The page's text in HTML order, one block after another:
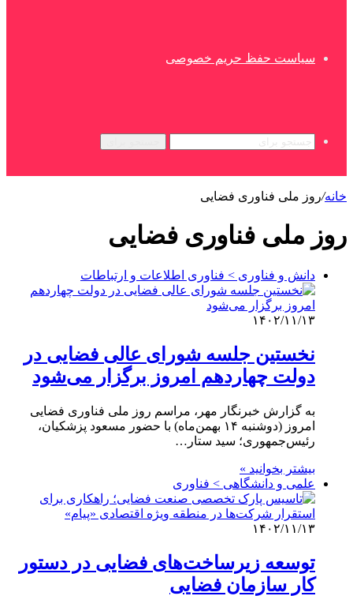
سیاست حفظ حریم خصوصی
خانه/روز ملی فناوری فضایی
روز ملی فناوری فضایی
دانش و فناوری > فناوری اطلاعات و ارتباطات
۱۴۰۲/۱۱/۱۳
نخستین جلسه شورای عالی فضایی در
دولت چهاردهم امروز برگزار می‌شود
به گزارش خبرنگار مهر، مراسم روز ملی فناوری فضایی
امروز (دوشنبه ۱۴ بهمن‌ماه) با حضور مسعود پزشکیان،
رئیس‌جمهوری؛ سید ستار…
بیشتر بخوانید »
علمی‌ و دانشگاهی > فناوری
۱۴۰۲/۱۱/۱۳
توسعه زیرساخت‌های فضایی در دستور
کار سازمان فضایی